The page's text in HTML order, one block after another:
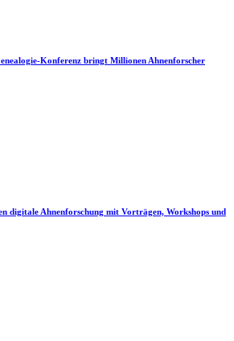
Konferenz bringt Millionen Ahnenforscher
digitale Ahnenforschung mit Vorträgen, Workshops und